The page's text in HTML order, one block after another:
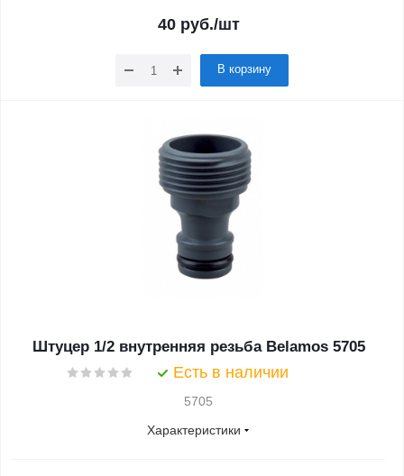
40 руб./шт
В корзину
Штуцер 1/2 внутренняя резьба Belamos 5705
Есть в наличии
5705
Характеристики